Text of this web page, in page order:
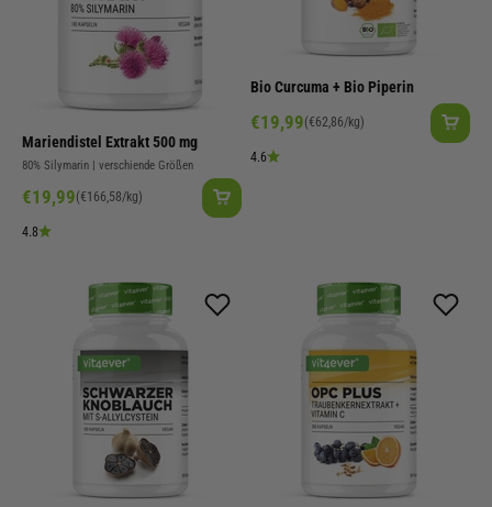
Mariendistel Extrakt 500 mg
80% Silymarin | verschiende Größen
Angebot
€19,99(€166,58/kg)
4.8
Bio Curcuma + Bio Piperin
Angebot
€19,99(€62,86/kg)
4.6